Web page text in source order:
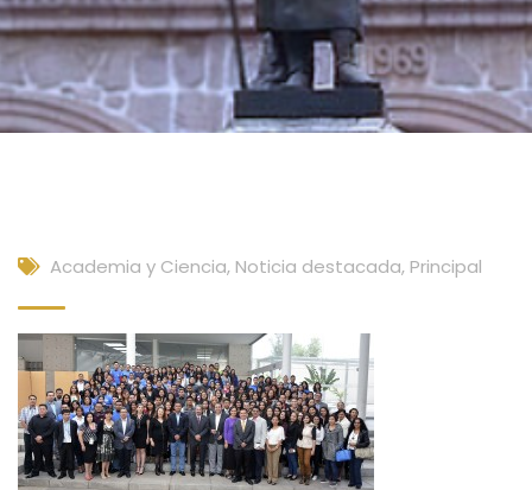
Academia y Ciencia, Noticia destacada, Principal